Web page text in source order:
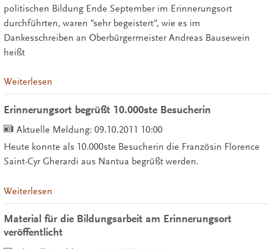
politischen Bildung Ende September im Erinnerungsort
durchführten, waren "sehr begeistert", wie es im
Dankesschreiben an Oberbürgermeister Andreas Bausewein
heißt
Weiterlesen
Erinnerungsort begrüßt 10.000ste Besucherin
Aktuelle Meldung: 09.10.2011 10:00
Heute konnte als 10.000ste Besucherin die Französin Florence
Saint-Cyr Gherardi aus Nantua begrüßt werden.
Weiterlesen
Material für die Bildungsarbeit am Erinnerungsort
veröffentlicht